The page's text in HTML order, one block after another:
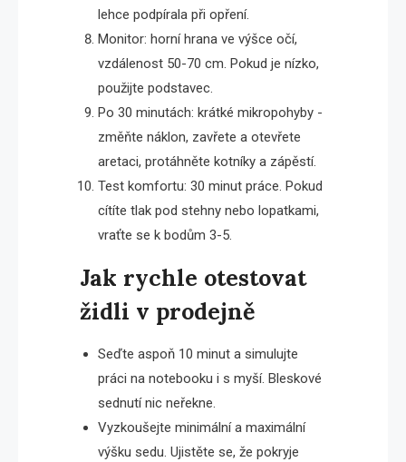
lehce podpírala při opření.
Monitor: horní hrana ve výšce očí,
vzdálenost 50-70 cm. Pokud je nízko,
použijte podstavec.
Po 30 minutách: krátké mikropohyby -
změňte náklon, zavřete a otevřete
aretaci, protáhněte kotníky a zápěstí.
Test komfortu: 30 minut práce. Pokud
cítíte tlak pod stehny nebo lopatkami,
vraťte se k bodům 3-5.
Jak rychle otestovat
židli v prodejně
Seďte aspoň 10 minut a simulujte
práci na notebooku i s myší. Bleskové
sednutí nic neřekne.
Vyzkoušejte minimální a maximální
výšku sedu. Ujistěte se, že pokryje